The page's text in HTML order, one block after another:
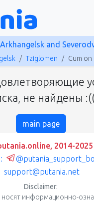
and
Tziglomen Cum
не найдены
main page
2014-2025
support@putania.net
Disclaimer:
носят информационно-